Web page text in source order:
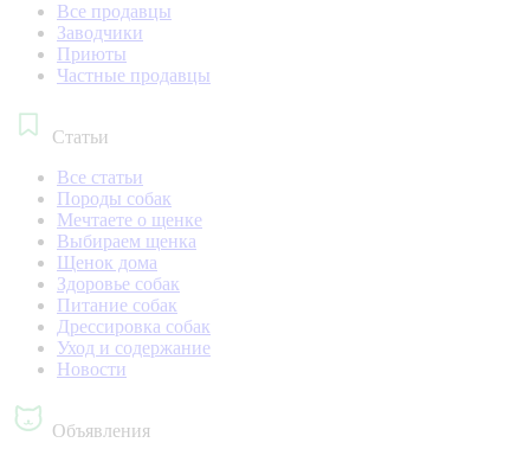
Все продавцы
Заводчики
Приюты
Частные продавцы
Статьи
Все статьи
Породы собак
Мечтаете о щенке
Выбираем щенка
Щенок дома
Здоровье собак
Питание собак
Дрессировка собак
Уход и содержание
Новости
Объявления